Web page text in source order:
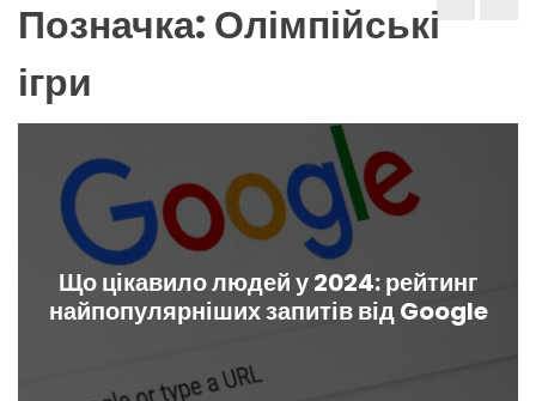
Позначка: Олімпійські
ігри
Що цікавило людей у 2024: рейтинг
найпопулярніших запитів від Google